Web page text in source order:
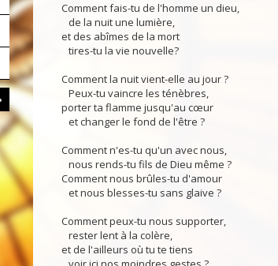
Comment fais-tu de l'homme un dieu,
de la nuit une lumière,
et des abîmes de la mort
tires-tu la vie nouvelle?
Comment la nuit vient-elle au jour ?
Peux-tu vaincre les ténèbres,
porter ta flamme jusqu'au cœur
et changer le fond de l'être ?
Comment n'es-tu qu'un avec nous,
nous rends-tu fils de Dieu même ?
Comment nous brûles-tu d'amour
et nous blesses-tu sans glaive ?
Comment peux-tu nous supporter,
rester lent à la colère,
et de l'ailleurs où tu te tiens